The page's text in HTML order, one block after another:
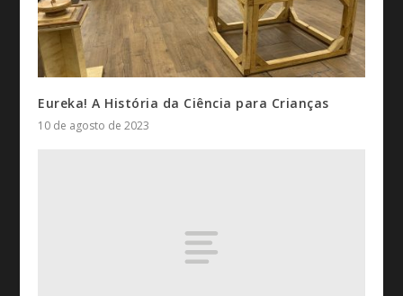
Eureka! A História da Ciência para Crianças
10 de agosto de 2023